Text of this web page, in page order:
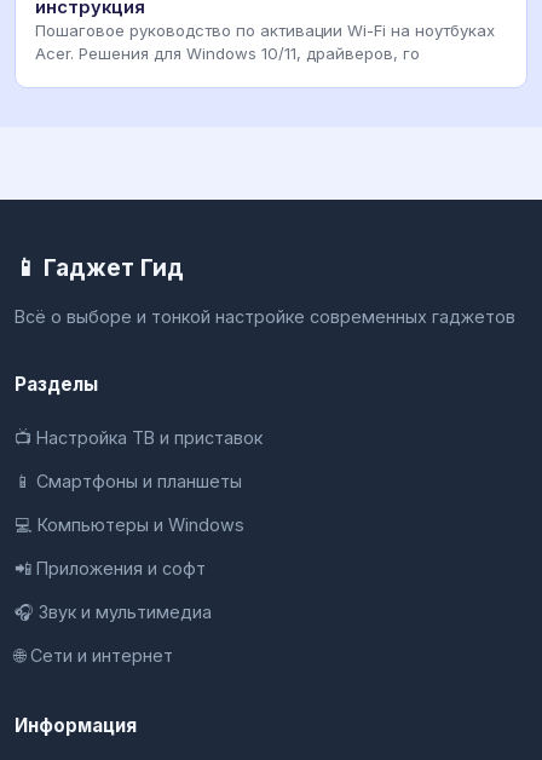
инструкция
Пошаговое руководство по активации Wi-Fi на ноутбуках
Acer. Решения для Windows 10/11, драйверов, го
📱 Гаджет Гид
Всё о выборе и тонкой настройке современных гаджетов
Разделы
📺 Настройка ТВ и приставок
📱 Смартфоны и планшеты
💻 Компьютеры и Windows
📲 Приложения и софт
🎧 Звук и мультимедиа
🌐 Сети и интернет
Информация